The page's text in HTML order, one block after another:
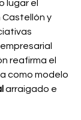
lugar el
Castellón y
reafirma el
como modelo
arraigado e